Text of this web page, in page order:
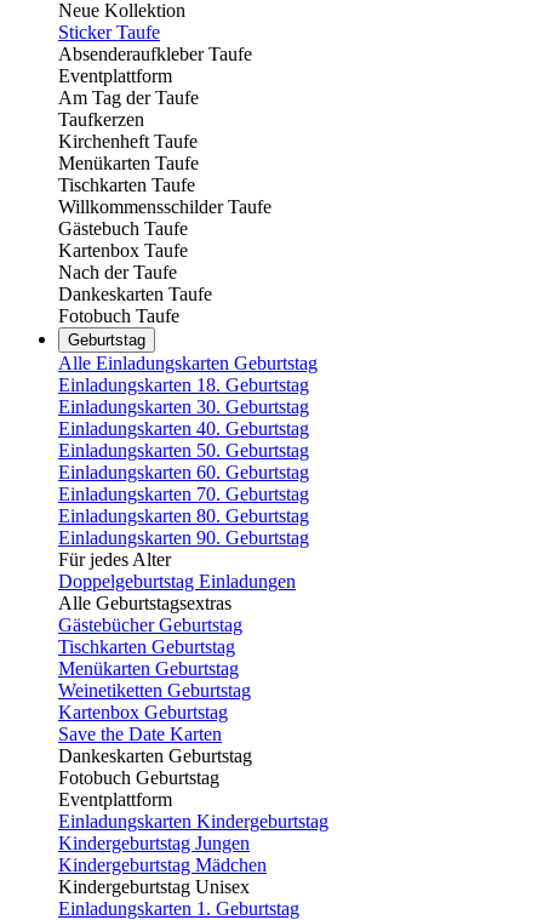
Neue Kollektion
Sticker Taufe
Absenderaufkleber Taufe
Eventplattform
Am Tag der Taufe
Taufkerzen
Kirchenheft Taufe
Menükarten Taufe
Tischkarten Taufe
Willkommensschilder Taufe
Gästebuch Taufe
Kartenbox Taufe
Nach der Taufe
Dankeskarten Taufe
Fotobuch Taufe
Geburtstag
Alle Einladungskarten Geburtstag
Einladungskarten 18. Geburtstag
Einladungskarten 30. Geburtstag
Einladungskarten 40. Geburtstag
Einladungskarten 50. Geburtstag
Einladungskarten 60. Geburtstag
Einladungskarten 70. Geburtstag
Einladungskarten 80. Geburtstag
Einladungskarten 90. Geburtstag
Für jedes Alter
Doppelgeburtstag Einladungen
Alle Geburtstagsextras
Gästebücher Geburtstag
Tischkarten Geburtstag
Menükarten Geburtstag
Weinetiketten Geburtstag
Kartenbox Geburtstag
Save the Date Karten
Dankeskarten Geburtstag
Fotobuch Geburtstag
Eventplattform
Einladungskarten Kindergeburtstag
Kindergeburtstag Jungen
Kindergeburtstag Mädchen
Kindergeburtstag Unisex
Einladungskarten 1. Geburtstag